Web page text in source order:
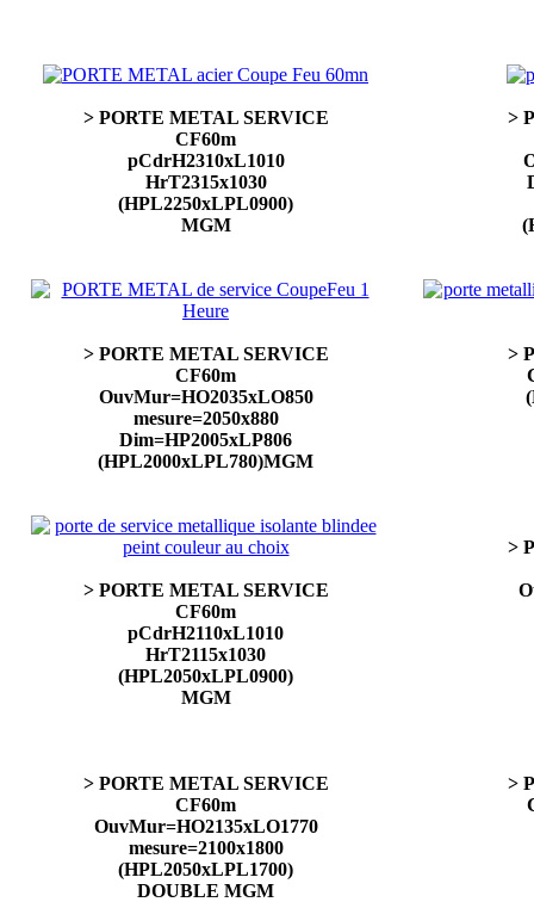
> PORTE METAL SERVICE
CF60m
pCdrH2310xL1010
HrT2315x1030
(HPL2250xLPL0900)
MGM
>
> PORTE METAL SERVICE
CF60m
OuvMur=HO2035xLO850
mesure=2050x880
Dim=HP2005xLP806
(HPL2000xLPL780)MGM
>
> PORTE METAL SERVICE
CF60m
pCdrH2110xL1010
HrT2115x1030
(HPL2050xLPL0900)
MGM
>
> PORTE METAL SERVICE
CF60m
OuvMur=HO2135xLO1770
mesure=2100x1800
(HPL2050xLPL1700)
DOUBLE MGM
>